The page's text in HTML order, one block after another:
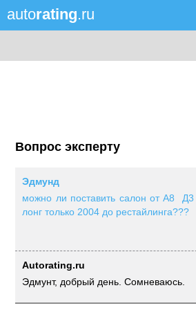
autorating.ru
Вопрос эксперту
Эдмунд
можно ли поставить салон от А8 Д3
лонг только 2004 до рестайлинга???
Autorating.ru
Эдмунт, добрый день. Сомневаюсь.